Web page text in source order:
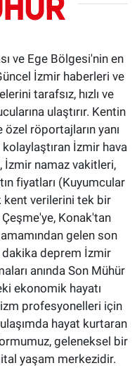
ve Ege Bölgesi'nin en
İzmir haberleri ve
tarafsız, hızlı ve
ulaştırır. Kentin
özel röportajların yanı
kolaylaştıran İzmir hava
namaz vakitleri,
fiyatları (Kuyumcular
kent verilerini tek bir
Konak'tan
gelen son
deprem İzmir
anında Son Mühür
ekonomik hayatı
profesyonelleri için
hayat kurtaran
geleneksel bir
yaşam merkezidir.